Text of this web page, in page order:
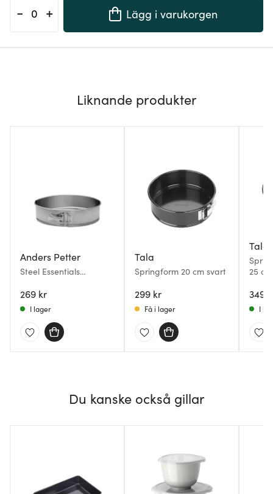
- + Lägg i varukorgen
Liknande produkter
Anders Petter
Steel Essentials
rostfritt stål
269 kr
I lager
Tala
Springform 20 cm svart
299 kr
Få i lager
Tala
25 cm
349
I
Du kanske också gillar